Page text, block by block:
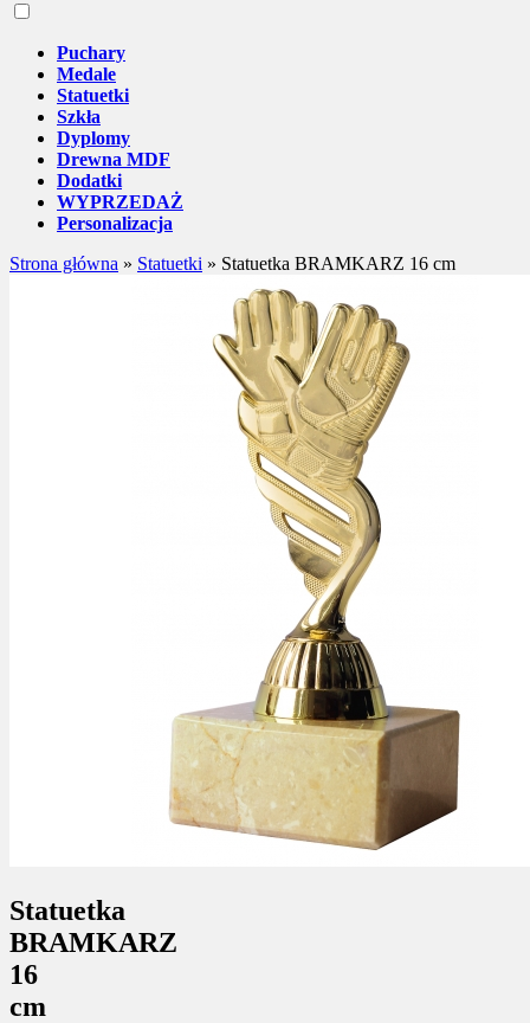
Puchary
Medale
Statuetki
Szkła
Dyplomy
Drewna MDF
Dodatki
WYPRZEDAŻ
Personalizacja
Strona główna » Statuetki » Statuetka BRAMKARZ 16 cm
Statuetka
BRAMKARZ
16
cm